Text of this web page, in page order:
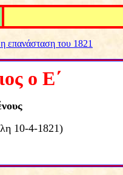
επανάσταση του 1821
ο Ε΄
10-4-1821)